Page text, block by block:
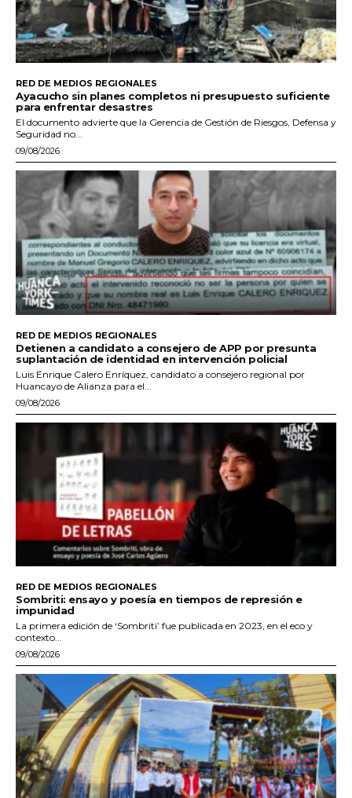
RED DE MEDIOS REGIONALES
Ayacucho sin planes completos ni presupuesto suficiente
para enfrentar desastres
El documento advierte que la Gerencia de Gestión de Riesgos, Defensa y
Seguridad no...
09/08/2026
RED DE MEDIOS REGIONALES
Detienen a candidato a consejero de APP por presunta
suplantación de identidad en intervención policial
Luis Enrique Calero Enríquez, candidato a consejero regional por
Huancayo de Alianza para el...
09/08/2026
RED DE MEDIOS REGIONALES
Sombriti: ensayo y poesía en tiempos de represión e
impunidad
La primera edición de ‘Sombriti’ fue publicada en 2023, en el eco y
contexto...
09/08/2026